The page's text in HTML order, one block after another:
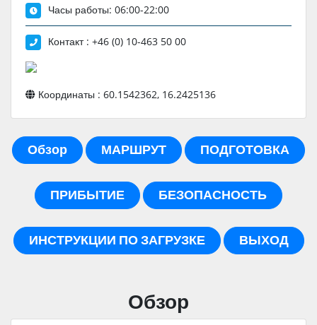
Часы работы: 06:00-22:00
Контакт : +46 (0) 10-463 50 00
Координаты : 60.1542362, 16.2425136
Обзор МАРШРУТ ПОДГОТОВКА
ПРИБЫТИЕ БЕЗОПАСНОСТЬ
ИНСТРУКЦИИ ПО ЗАГРУЗКЕ ВЫХОД
Обзор